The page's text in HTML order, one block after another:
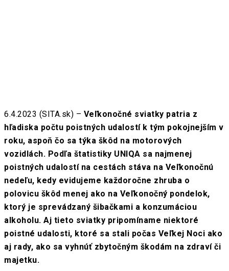
6.4.2023 (SITA.sk) – Veľkonočné sviatky patria z
hľadiska počtu poistných udalostí k tým pokojnejším v
roku, aspoň čo sa týka škôd na motorových
vozidlách. Podľa štatistiky UNIQA sa najmenej
poistných udalostí na cestách stáva na Veľkonočnú
nedeľu, kedy evidujeme každoročne zhruba o
polovicu škôd menej ako na Veľkonočný pondelok,
ktorý je sprevádzaný šibačkami a konzumáciou
alkoholu. Aj tieto sviatky pripomíname niektoré
poistné udalosti, ktoré sa stali počas Veľkej Noci ako
aj rady, ako sa vyhnúť zbytočným škodám na zdraví či
majetku.